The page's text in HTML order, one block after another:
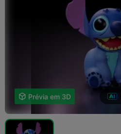
 Prévia em 3D